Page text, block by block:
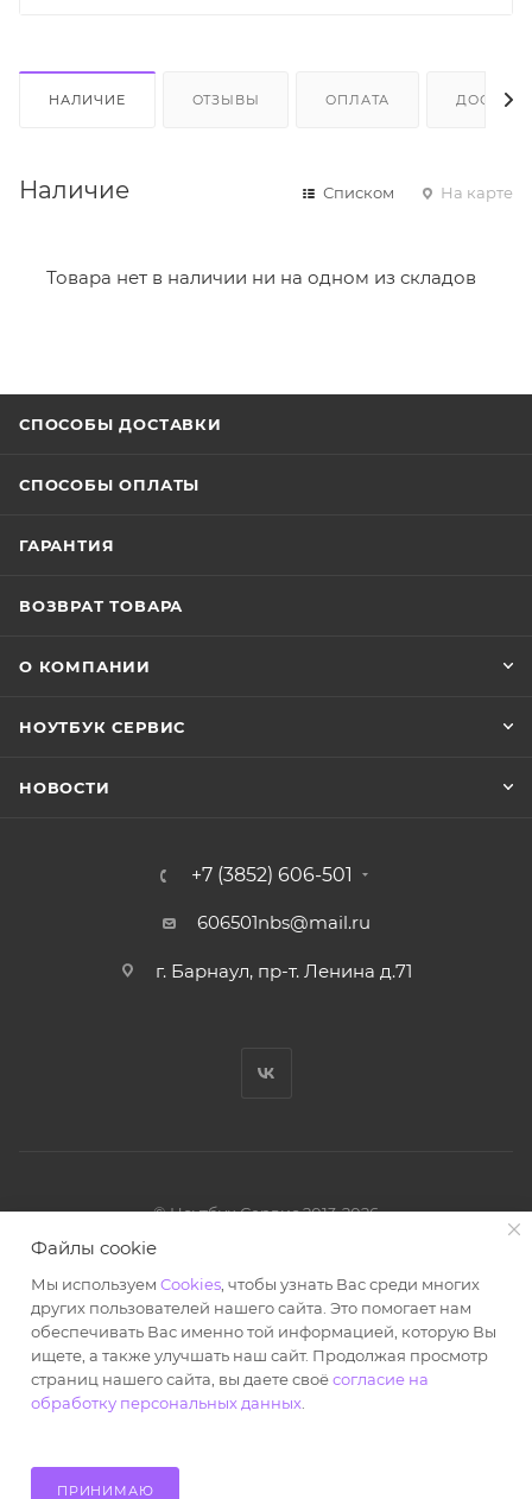
НАЛИЧИЕ ОТЗЫВЫ ОПЛАТА
Наличие Списком На карте
Товара нет в наличии ни на одном из складов
СПОСОБЫ ДОСТАВКИ
СПОСОБЫ ОПЛАТЫ
ГАРАНТИЯ
ВОЗВРАТ ТОВАРА
О КОМПАНИИ
НОУТБУК СЕРВИС
НОВОСТИ
+7 (3852) 606-501
606501nbs@mail.ru
г. Барнаул, пр-т. Ленина д.71
© Ноутбук Сервис 2013-2026
Интернет-магазин запчастей и аксессуаров
Powered by: WebdEvILoper
Файлы cookie
Мы используем Cookies , чтобы узнать Вас среди многих
других пользователей нашего сайта. Это помогает нам
обеспечивать Вас именно той информацией, которую Вы
ищете, а также улучшать наш сайт. Продолжая просмотр
страниц нашего сайта, вы даете своёсогласие на
обработку персональных данных
ПРИНИМАЮ